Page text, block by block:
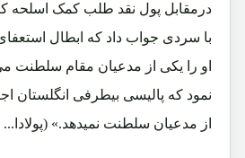
درمقابل پول نقد طلب کمک اسلحه
با سردی جواب داد که ابطال
او را یکی از مدعیان مقام سلطنت
نمود که پالیسی بیطرفی انگلستان
از مدعیان سلطنت نمیدهد.» (پولادا...